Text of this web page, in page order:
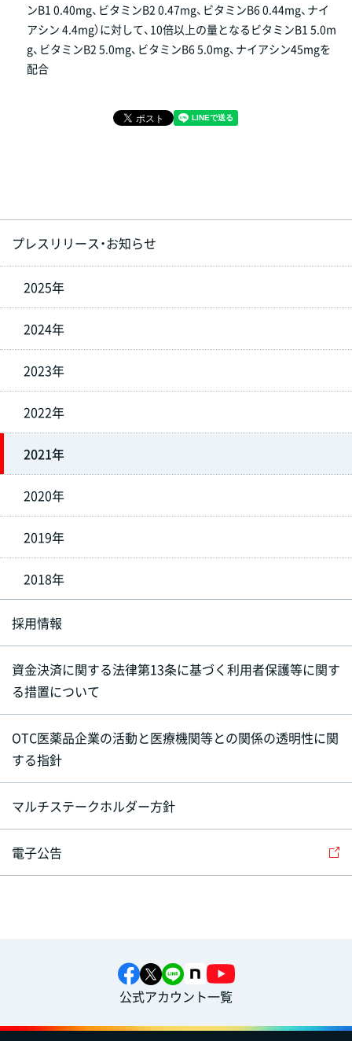
ンB1 0.40mg、ビタミンB2 0.47mg、ビタミンB6 0.44mg、ナイ
アシン 4.4mg）に対して、10倍以上の量となるビタミンB1 5.0m
g、ビタミンB2 5.0mg、ビタミンB6 5.0mg、ナイアシン45mgを
配合
プレスリリース・お知らせ
2025年
2024年
2023年
2022年
2021年
2020年
2019年
2018年
採用情報
資金決済に関する法律第13条に基づく利用者保護等に関す
る措置について
OTC医薬品企業の活動と医療機関等との関係の透明性に関
する指針
マルチステークホルダー方針
電子公告
公式アカウント一覧